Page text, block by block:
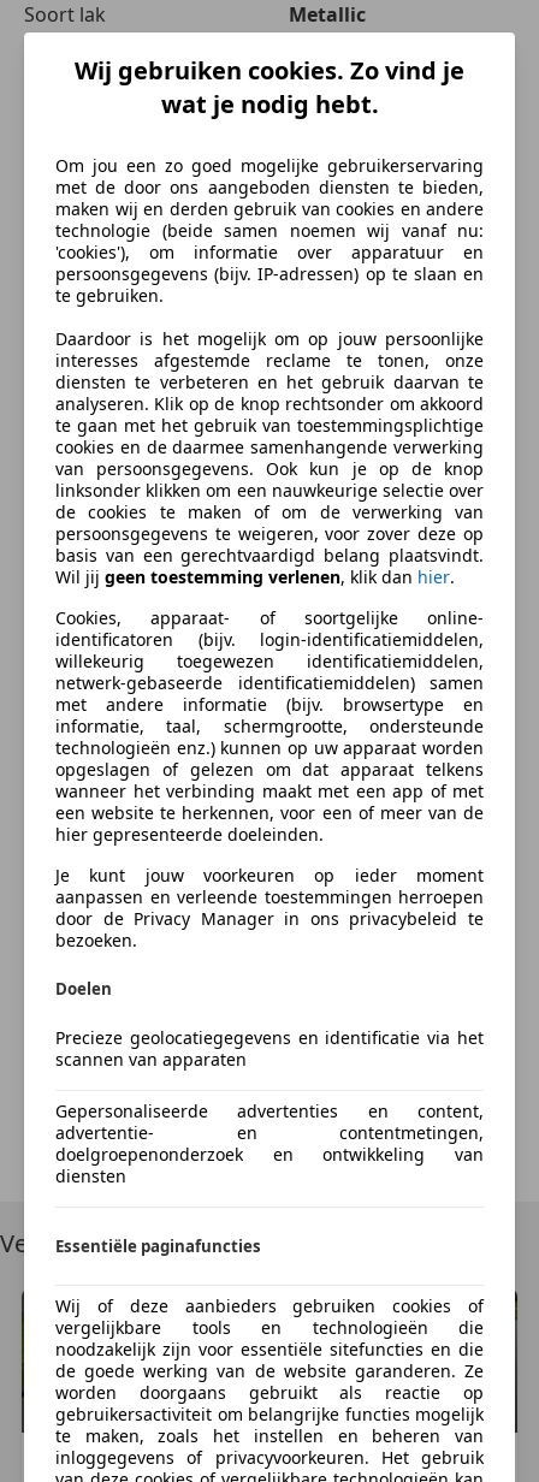
Entertainment en Media
Boordcomputer
ABS
Airbag bestuurder
Centrale vergrendeling
Mistlampen
Startonderbreker
Stuurbekrachtiging
Extra
Lichtmetalen velgen
Soort lak
Metallic
Materiaal
Leder
Meer informatie
Show Akties kortingen of extra Inruil !! Internetprijs 3
mnd basisgarantie APK (De Meeneemprijs) !! Let op In
showroom staan alle 120 auto's geprijsd met 12 mnd
garantie rijklaar en nieuwe APK , Aan u de keuze,
Vraag naar de voorwaarden Maar tussen
meeneemprijs en showroomprijs is Veel mogelijk.
Alles met Nationale Auto Pas NAP - Geld lenen Leasen
Huurkoop Koop op afbetaling Doe een vrijblijvende
aanvraag via onze website of App
Garantie:ander
Opties en accessoires
- Airbag Bestuurder
- Airconditioning
- Airconditioning, automatisch
- Radio/CD
- Lederen bekleding
- Elektrische ramen voor
- Elektrische ramen achter
- Cruise control
- Boordcomputer
- ABS
- Startonderbreking
- Bumpers in kleur van de carrosserie
- 100% Dealeronderhouden
- Onderhoudsboekje aanwezig
- Deelbare achterbank
- Rokersvrije auto
- Mistlampen
- Stuurbekrachtiging
- Warmtewerend getint glas
- El. verstelbare spiegels
- Centrale deurvergrendeling, handbediend
- Bestuurdersstoel hoogte verstelbaar
meer
Verzekering
Autoverzekering van de
INDEPENDER
Bereken je premie
Kenteken
We're sorry, but something unexpected happened.
Try Again
Vergelijkbare voertuigen
RenaultLaguna RenaultLaguna
Wij gebruiken cookies. Zo vind je
wat je nodig hebt.
Om jou een zo goed mogelijke gebruikerservaring
met de door ons aangeboden diensten te bieden,
maken wij en derden gebruik van cookies en andere
technologie (beide samen noemen wij vanaf nu:
'cookies'), om informatie over apparatuur en
persoonsgegevens (bijv. IP-adressen) op te slaan en
te gebruiken.
Daardoor is het mogelijk om op jouw persoonlijke
interesses afgestemde reclame te tonen, onze
diensten te verbeteren en het gebruik daarvan te
analyseren. Klik op de knop rechtsonder om akkoord
te gaan met het gebruik van toestemmingsplichtige
cookies en de daarmee samenhangende verwerking
van persoonsgegevens. Ook kun je op de knop
linksonder klikken om een nauwkeurige selectie over
de cookies te maken of om de verwerking van
persoonsgegevens te weigeren, voor zover deze op
basis van een gerechtvaardigd belang plaatsvindt.
Wil jij geen toestemming verlenen, klik dan hier.
Cookies, apparaat- of soortgelijke online-
identificatoren (bijv. login-identificatiemiddelen,
willekeurig toegewezen identificatiemiddelen,
netwerk-gebaseerde identificatiemiddelen) samen
met andere informatie (bijv. browsertype en
informatie, taal, schermgrootte, ondersteunde
technologieën enz.) kunnen op uw apparaat worden
opgeslagen of gelezen om dat apparaat telkens
wanneer het verbinding maakt met een app of met
een website te herkennen, voor een of meer van de
hier gepresenteerde doeleinden.
Je kunt jouw voorkeuren op ieder moment
aanpassen en verleende toestemmingen herroepen
door de Privacy Manager in ons privacybeleid te
bezoeken.
Doelen
Precieze geolocatiegegevens en identificatie via het
scannen van apparaten
Gepersonaliseerde advertenties en content,
advertentie- en contentmetingen,
doelgroepenonderzoek en ontwikkeling van
diensten
Essentiële paginafuncties
Wij of deze aanbieders gebruiken cookies of
vergelijkbare tools en technologieën die
noodzakelijk zijn voor essentiële sitefuncties en die
de goede werking van de website garanderen. Ze
worden doorgaans gebruikt als reactie op
gebruikersactiviteit om belangrijke functies mogelijk
te maken, zoals het instellen en beheren van
inloggegevens of privacyvoorkeuren. Het gebruik